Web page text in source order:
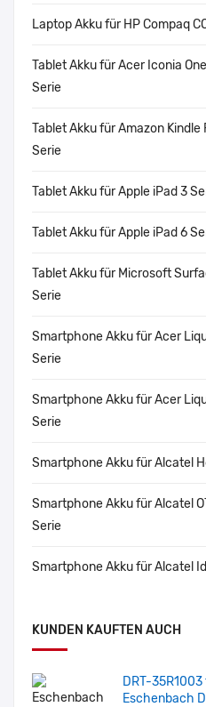
Laptop Akku für HP Compaq
Tablet Akku für Acer Iconia
Serie
Tablet Akku für Amazon Kindle
Serie
Tablet Akku für Apple iPad 3
Tablet Akku für Apple iPad 6
Tablet Akku für Microsoft
Serie
Smartphone Akku für Acer
Serie
Smartphone Akku für Acer
Serie
Smartphone Akku für Alcatel
Smartphone Akku für Alcatel
Serie
Smartphone Akku für Alcatel
KUNDEN KAUFTEN AUCH
DRT-35R1003
Eschenbach